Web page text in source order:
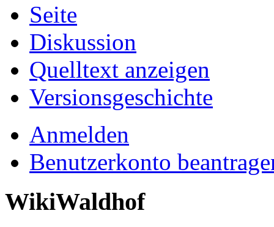
Seite
Diskussion
Quelltext anzeigen
Versionsgeschichte
Anmelden
Benutzerkonto
WikiWaldhof